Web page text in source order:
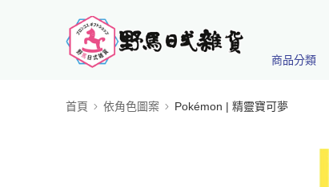
商品分類
首頁 依角色圖案 Pokémon | 精靈寶可夢